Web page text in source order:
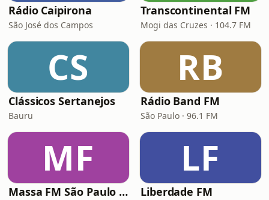
Rádio Caipirona
São José dos Campos
Transcontinental FM
Mogi das Cruzes · 104.7 FM
CS
Clássicos Sertanejos
Bauru
RB
Rádio Band FM
São Paulo · 96.1 FM
MF
Massa FM São Paulo 92.9
LF
Liberdade FM